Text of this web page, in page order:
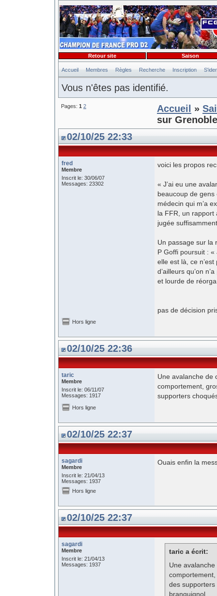
Accueil Membres Règles Recherche Inscription
Vous n'êtes pas identifié.
Retour site Saison
Pages: 1 2 Accueil »
sur
02/10/25 22:33
fred
Membre
Inscrit le: 30/06/07
Messages: 23302
voici les propos
« J’ai eu une
beaucoup de gens
médecin qui m’a
la FFR, un rapport
jugée
Un passage sur la
P Goffi poursuit : «
elle est là, ce
d’ailleurs qu’on
et lourde de
pas de décision
Hors ligne
02/10/25 22:36
taric
Membre
Inscrit le: 06/11/07
Messages: 1917
Une avalanche de
comportement,
supporters
Hors ligne
02/10/25 22:37
sagardi
Membre
Inscrit le: 21/04/13
Messages: 1937
Ouais enfin la
Hors ligne
02/10/25 22:37
sagardi
Membre
Inscrit le: 21/04/13
Messages: 1937
taric a écrit:
Une
des
branquignol